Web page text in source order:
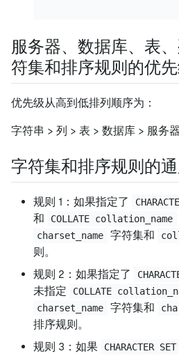
服务器、数据库、表
符集和排序规则的优
优先级从高到低排列顺序为：
字符串 > 列 > 表 > 数据库 > 服务器
字符集和排序规则的
规则 1：如果指定了
和 COLLATE collation_name
charset_name 字符集和
则。
规则 2：如果指定了
未指定
COLLATE
charset_name 字符集和
排序规则。
规则 3：如果
CHARACTER